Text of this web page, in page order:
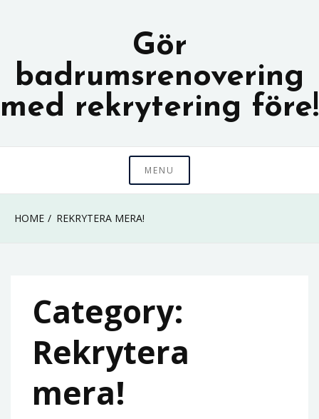
content
Gör
badrumsrenovering
med rekrytering före!
MENU
HOME REKRYTERA MERA!
Category:
Rekrytera
mera!